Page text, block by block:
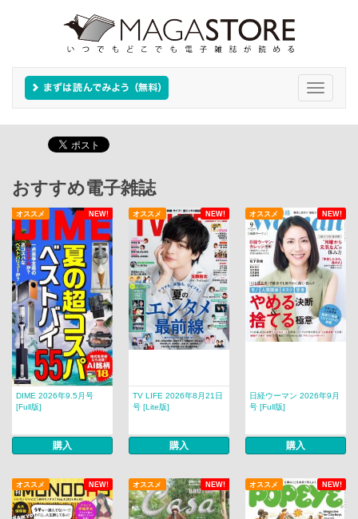
Toggle
おすすめ電子雑誌
NEW!
オススメ NEW!
オススメ NEW!
オススメ
DIME 2026年9.5月号
[Full版]
購入
TV LIFE 2026年8月21日
号 [Lite版]
購入
日経ウーマン 2026年9月
号 [Full版]
購入
NEW!
オススメ NEW!
オススメ NEW!
オススメ